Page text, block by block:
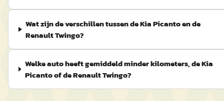
Wat zijn de verschillen tussen de Kia Picanto en de
Renault Twingo?
Welke auto heeft gemiddeld minder kilometers, de Kia
Picanto of de Renault Twingo?